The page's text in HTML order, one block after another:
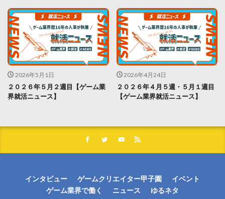
2026年5月1日
２０２６年５月２週目【ゲーム業
界就活ニュース】
2026年4月24日
２０２６年４月５週・５月１週目
【ゲーム業界就活ニュース】
インタビュー ゲームクリエイター甲子園
イベント
ゲーム業界で働く
ニュース ゆるネタ